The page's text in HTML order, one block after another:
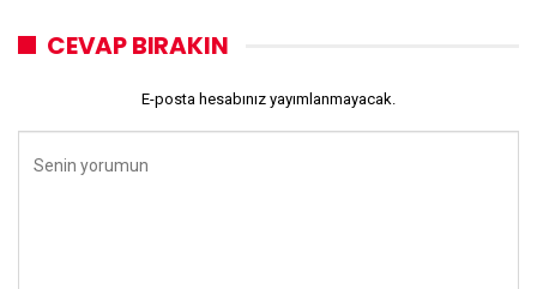
CEVAP BIRAKIN
E-posta hesabınız yayımlanmayacak.